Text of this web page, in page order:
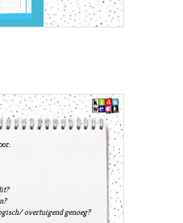
overtuigend genoeg?